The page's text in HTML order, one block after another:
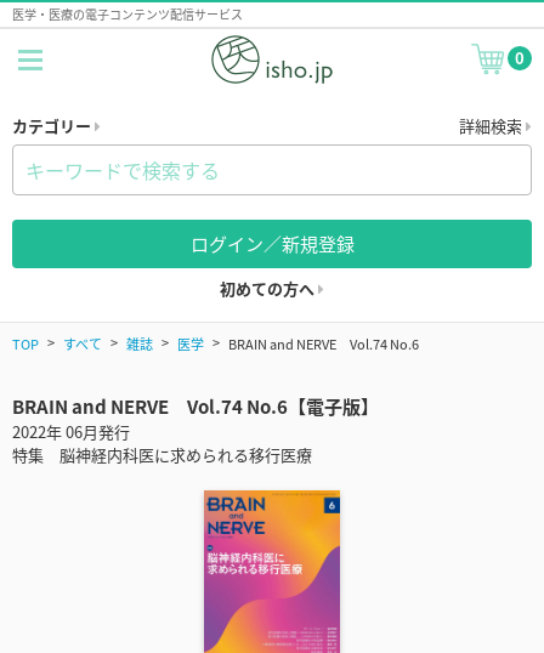
医学・医療の電子コンテンツ配信サービス
0
カテゴリー 詳細検索
ログイン／新規登録
初めての方へ
TOP すべて 雑誌 医学 BRAIN and NERVE Vol.74 No.6
BRAIN and NERVE Vol.74 No.6【電子版】
2022年 06月発行
特集 脳神経内科医に求められる移行医療